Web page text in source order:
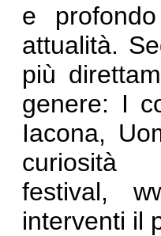
e
attualità.
più
genere: I
Iacona,
festival,
interventi il